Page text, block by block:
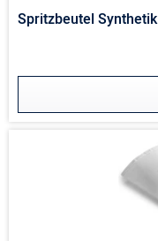
Spritzbeutel Synthetik